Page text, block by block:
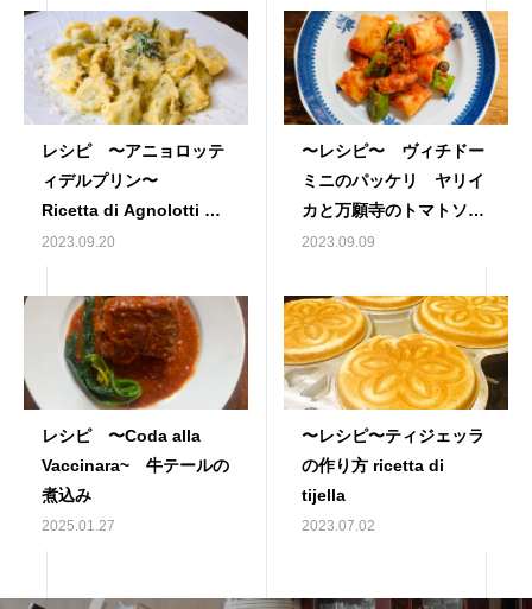
レシピ 〜アニョロッテ
ィデルプリン〜
Ricetta di Agnolotti del
Plin
2023.09.20
〜レシピ〜 ヴィチドー
ミニのパッケリ ヤリイ
カと万願寺のトマトソー
ス
2023.09.09
レシピ 〜Coda alla
Vaccinara~ 牛テールの
煮込み
2025.01.27
〜レシピ〜ティジェッラ
の作り方 ricetta di
tijella
2023.07.02